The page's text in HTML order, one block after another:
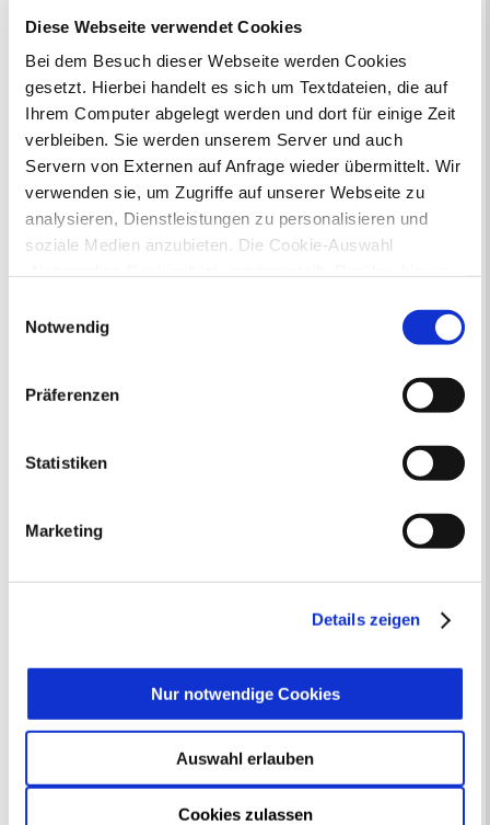
Diese Webseite verwendet Cookies
Bei dem Besuch dieser Webseite werden Cookies
gesetzt. Hierbei handelt es sich um Textdateien, die auf
Ihrem Computer abgelegt werden und dort für einige Zeit
verbleiben. Sie werden unserem Server und auch
Servern von Externen auf Anfrage wieder übermittelt. Wir
verwenden sie, um Zugriffe auf unserer Webseite zu
analysieren, Dienstleistungen zu personalisieren und
soziale Medien anzubieten. Die Cookie-Auswahl
Drittländern (USA) mit unzureichendem
Datenschutzniveau verarbeiten. Es besteht die Gefahr,
dass diese zu Kontroll- und Überwachungszwecken von
anderen missbraucht werden, ohne dass Sie sich mit
Arten von Cookies genau gesetzt werden, wie lang sie
gespeichert werden, von wem sie gesetzt wurden und
„Details anzeigen“ erfahren oder der
getroffene Auswahl der gewünschten Cookies kann
jederzeit mit Wirkung für die Zukunft angepasst oder
Notwendig
Präferenzen
Statistiken
Marketing
Details zeigen
Cookies zulassen
Auswahl erlauben
Nur notwendige Cookies
Aktuelle Bürgerbeteiligungen zu
Bebauungsplänen finden Sie hier.
Aktuelle Bürgerbeteiligungen zu
Lebenslagen
Neu in Recklinghausen
Heiraten
Behinderung
Die Elternbroschüre zu Fragen der Kita-
Frühe Hilfen - Das Online-Portal